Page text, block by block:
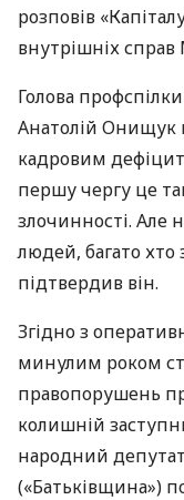
розповів
внутрішніх
Голова
Анатолій Онищук
кадровим
першу чергу це
злочинності. Але
людей, багато хто
підтвердив він.
Згідно з
минулим роком
правопорушень
колишній
народний
(«Батьківщина»)